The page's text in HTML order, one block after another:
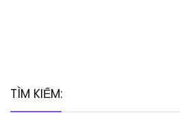
TÌM KIẾM: